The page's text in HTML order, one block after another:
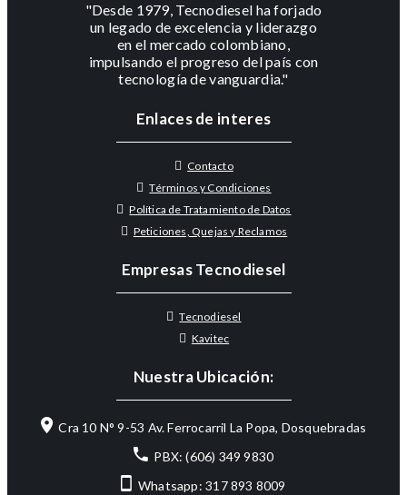
"Desde 1979, Tecnodiesel ha forjado
un legado de excelencia y liderazgo
en el mercado colombiano,
impulsando el progreso del país con
tecnología de vanguardia."
Enlaces de interes
Contacto
Términos y Condiciones
Política de Tratamiento de Datos
Peticiones, Quejas y Reclamos
Empresas Tecnodiesel
Tecnodiesel
Kavitec
Nuestra Ubicación:
Cra 10 N° 9-53 Av. Ferrocarril La Popa, Dosquebradas
PBX: (606) 349 9830
Whatsapp: 317 893 8009